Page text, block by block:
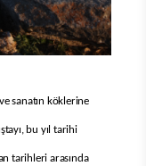
sanatın köklerine
bu yıl tarihi
tarihleri arasında